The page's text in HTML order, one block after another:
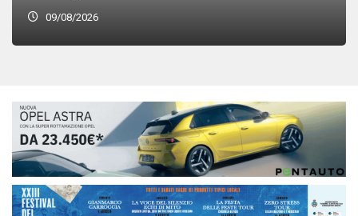
09/08/2026